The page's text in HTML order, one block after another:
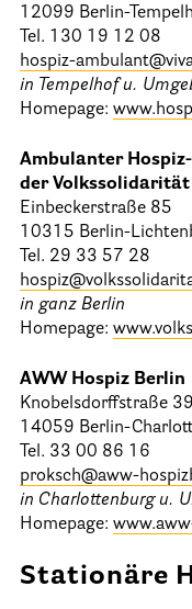
12099 Berlin-
Tel. 130 19 12 08
hospiz-
in Tempelhof u.
Homepage:
Ambulanter
der Volkssolidarität
Einbeckerstraße 85
10315 Berlin-
Tel. 29 33 57 28
in ganz Berlin
Homepage:
AWW Hospiz Berlin
Knobelsdorffstraße 39
14059 Berlin-
Tel. 33 00 86 16
proksch@aww-
in Charlottenburg u.
Homepage:
Stationäre